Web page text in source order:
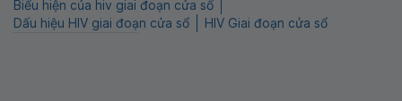
Biểu hiện của hiv giai đoạn cửa sổ
Dấu hiệu HIV giai đoạn cửa sổ
HIV Giai đoạn cửa sổ